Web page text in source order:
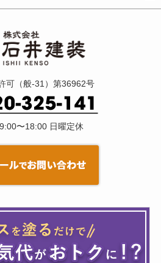
可（般-31）第36962号
〜18:00 日曜定休